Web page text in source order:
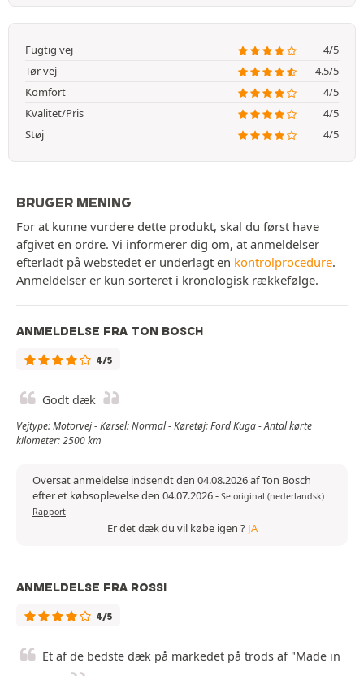
Fugtig vej
4/5
Tør vej
4.5/5
Komfort
4/5
Kvalitet/Pris
4/5
Støj
4/5
BRUGER MENING
For at kunne vurdere dette produkt, skal du først have
afgivet en ordre. Vi informerer dig om, at anmeldelser
efterladt på webstedet er underlagt en kontrolprocedure.
Anmeldelser er kun sorteret i kronologisk rækkefølge.
ANMELDELSE FRA TON BOSCH
4/5
Godt dæk
Vejtype: Motorvej - Kørsel: Normal - Køretøj: Ford Kuga - Antal kørte
kilometer: 2500 km
Oversat anmeldelse indsendt den 04.08.2026 af Ton Bosch
efter et købsoplevelse den 04.07.2026- Se original (nederlandsk)
Rapport
Er det dæk du vil købe igen ? JA
ANMELDELSE FRA ROSSI
4/5
Et af de bedste dæk på markedet på trods af "Made in